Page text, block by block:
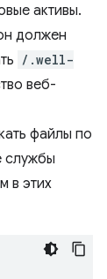
активы.
должен
/.well-
веб-
файлы по
службы
в этих